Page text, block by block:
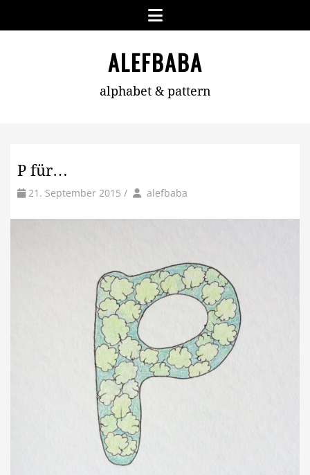
Menu
ALEFBABA
alphabet & pattern
P für…
21. September 2015 / by Author
alefbaba